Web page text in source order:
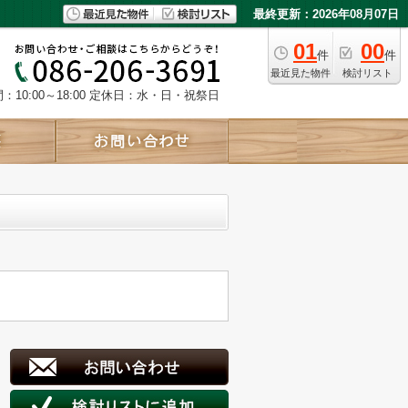
最終更新：2026年08月07日
01件
最近見た物件
00件
検討リスト
：10:00～18:00 定休日：水・日・祝祭日